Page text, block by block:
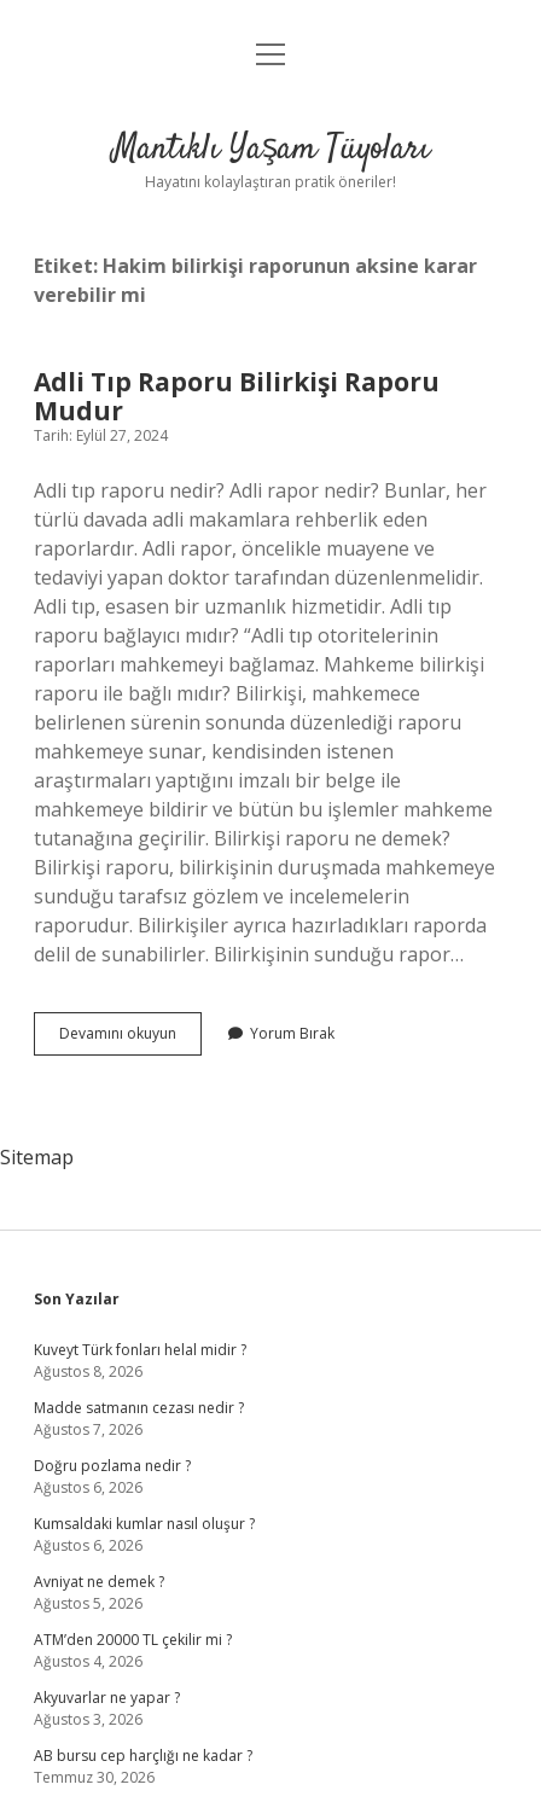
Anasayfa
Yasal Uyarı
menüyü
Mantıklı Yaşam Tüyoları
Hayatını kolaylaştıran pratik öneriler!
Etiket: Hakim bilirkişi raporunun aksine karar
verebilir mi
Adli Tıp Raporu Bilirkişi Raporu
Mudur
Tarih: Eylül 27, 2024
Adli tıp raporu nedir? Adli rapor nedir? Bunlar, her
türlü davada adli makamlara rehberlik eden
raporlardır. Adli rapor, öncelikle muayene ve
tedaviyi yapan doktor tarafından düzenlenmelidir.
Adli tıp, esasen bir uzmanlık hizmetidir. Adli tıp
raporu bağlayıcı mıdır? “Adli tıp otoritelerinin
raporları mahkemeyi bağlamaz. Mahkeme bilirkişi
raporu ile bağlı mıdır? Bilirkişi, mahkemece
belirlenen sürenin sonunda düzenlediği raporu
mahkemeye sunar, kendisinden istenen
araştırmaları yaptığını imzalı bir belge ile
mahkemeye bildirir ve bütün bu işlemler mahkeme
tutanağına geçirilir. Bilirkişi raporu ne demek?
Bilirkişi raporu, bilirkişinin duruşmada mahkemeye
sunduğu tarafsız gözlem ve incelemelerin
raporudur. Bilirkişiler ayrıca hazırladıkları raporda
delil de sunabilirler. Bilirkişinin sunduğu rapor…
Devamını okuyun
Tıp
Yorum Bırak
Sitemap
Sidebar
Son Yazılar
Kuveyt Türk fonları helal midir ?
Ağustos 8, 2026
Madde satmanın cezası nedir ?
Ağustos 7, 2026
Doğru pozlama nedir ?
Ağustos 6, 2026
Kumsaldaki kumlar nasıl oluşur ?
Ağustos 6, 2026
Avniyat ne demek ?
Ağustos 5, 2026
ATM’den 20000 TL çekilir mi ?
Ağustos 4, 2026
Akyuvarlar ne yapar ?
Ağustos 3, 2026
AB bursu cep harçlığı ne kadar ?
Temmuz 30, 2026